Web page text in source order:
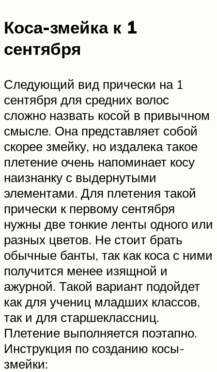
Коса-змейка к 1
сентября
Следующий вид прически на 1
сентября для средних волос
сложно назвать косой в привычном
смысле. Она представляет собой
скорее змейку, но издалека такое
плетение очень напоминает косу
наизнанку с выдернутыми
элементами. Для плетения такой
прически к первому сентября
нужны две тонкие ленты одного или
разных цветов. Не стоит брать
обычные банты, так как коса с ними
получится менее изящной и
ажурной. Такой вариант подойдет
как для учениц младших классов,
так и для старшеклассниц.
Плетение выполняется поэтапно.
Инструкция по созданию косы-
змейки: